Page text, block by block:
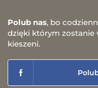
Polub nas, bo
dzięki którym zostanie
kieszeni.